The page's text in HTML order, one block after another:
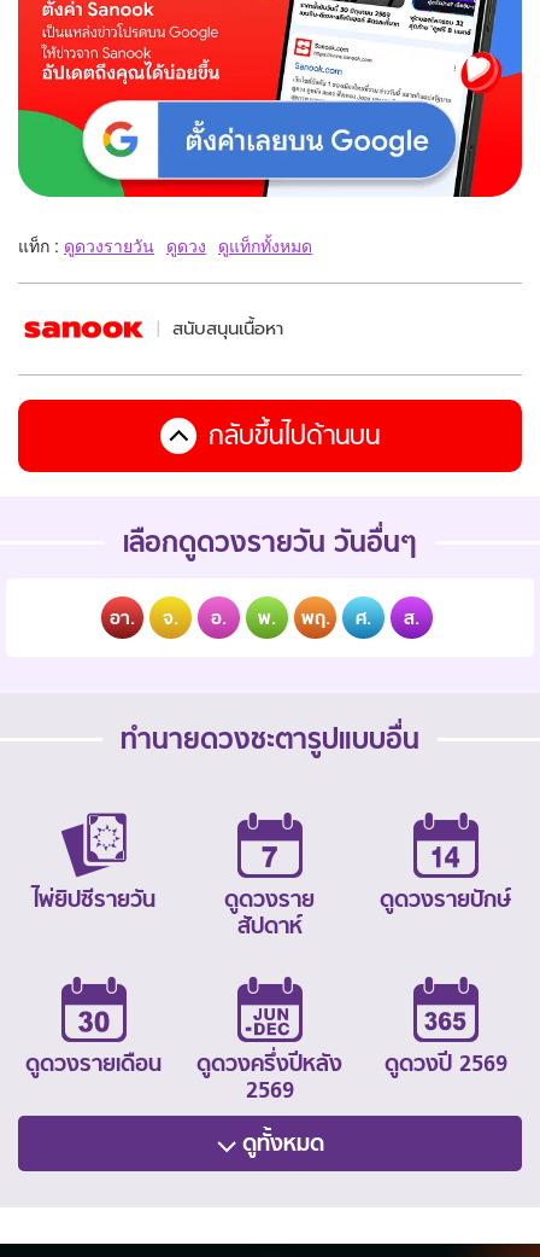
แท็ก : ดูดวงรายวัน ดูดวง ดูแท็กทั้งหมด
สนับสนุนเนื้อหา
กลับขึ้นไปด้านบน
เลือกดูดวงรายวัน วันอื่นๆ
อา. จ. อ. พ. พฤ. ศ. ส.
ทำนายดวงชะตารูปแบบอื่น
ไพ่ยิปซีรายวัน
ดูดวงราย
สัปดาห์
ดูดวงรายปักษ์
ดูดวงรายเดือน
ดูดวงครึ่งปีหลัง
2569
ดูดวงปี 2569
ดูทั้งหมด